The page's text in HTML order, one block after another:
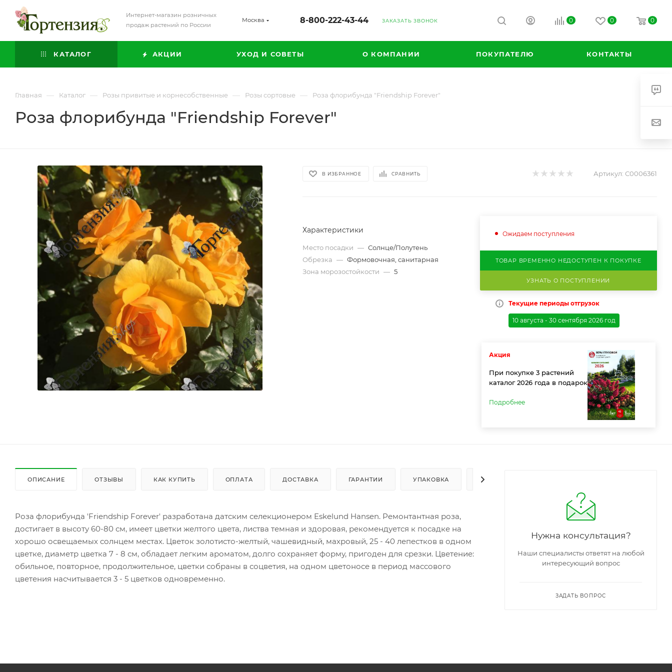
Интернет-магазин розничных
продаж растений по России
Москва 8-800-222-43-44 ЗАКАЗАТЬ ЗВОНОК 0 0 0
КАТАЛОГ АКЦИИ УХОД И СОВЕТЫ О КОМПАНИИ ПОКУПАТЕЛЮ КОНТАКТЫ
Главная — Каталог — Розы привитые и корнесобственные — Розы сортовые — Роза флорибунда "Friendship Forever"
Роза флорибунда "Friendship Forever"
В ИЗБРАННОЕ СРАВНИТЬ Артикул: С0006361
Характеристики
Место посадки — Солнце/Полутень
Обрезка — Формовочная, санитарная
Зона морозостойкости — 5
Ожидаем поступления
ТОВАР ВРЕМЕННО НЕДОСТУПЕН К ПОКУПКЕ
УЗНАТЬ О ПОСТУПЛЕНИИ
Текущие периоды отгрузок
10 августа - 30 сентября 2026 год
Акция
При покупке 3 растений
каталог 2026 года в подарок
Подробнее
ОПИСАНИЕ ОТЗЫВЫ КАК КУПИТЬ ОПЛАТА ДОСТАВКА ГАРАНТИИ УПАКОВКА ЗАДАТЬ ВОПРОС
Роза флорибунда 'Friendship Forever' разработана датским селекционером Eskelund Hansen. Ремонтантная роза,
достигает в высоту 60-80 см, имеет цветки желтого цвета, листва темная и здоровая, рекомендуется к посадке на
хорошо освещаемых солнцем местах. Цветок золотисто-желтый, чашевидный, махровый, 25 - 40 лепестков в одном
цветке, диаметр цветка 7 - 8 см, обладает легким ароматом, долго сохраняет форму, пригоден для срезки. Цветение:
обильное, повторное, продолжительное, цветки собраны в соцветия, на одном цветоносе в период массового
цветения насчитывается 3 - 5 цветков одновременно.
Нужна консультация?
Наши специалисты ответят на любой
интересующий вопрос
ЗАДАТЬ ВОПРОС